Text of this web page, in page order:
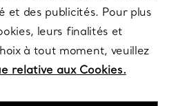
et des publicités. Pour plus
leurs finalités et
à tout moment, veuillez
relative aux Cookies.